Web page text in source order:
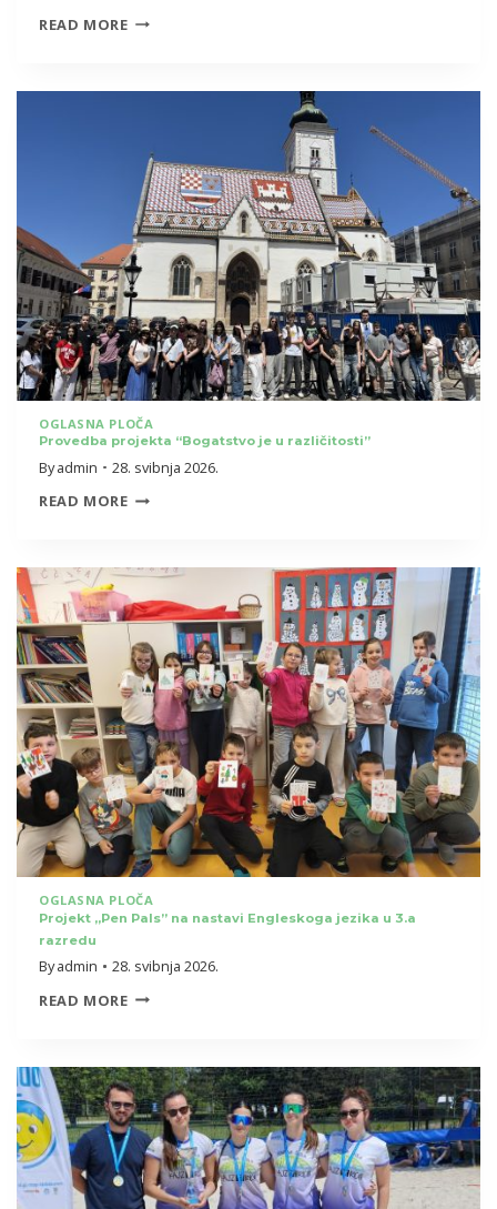
READ MOREPOD
SPORTOM
MIRA
OBILJEŽILI
SMO
12.
ROĐENDAN
OŠ
KAJZERICA
OGLASNA PLOČA
Provedba projekta “Bogatstvo je u različitosti”
Byadmin
28. svibnja 2026.
READ MOREPROVEDBA
“BOGATSTVO
JE
U
RAZLIČITOSTI”
OGLASNA PLOČA
Projekt „Pen Pals” na nastavi Engleskoga jezika u 3.a
razredu
Byadmin
28. svibnja 2026.
READ MOREPROJEKT
PALS”
NA
NASTAVI
ENGLESKOGA
JEZIKA